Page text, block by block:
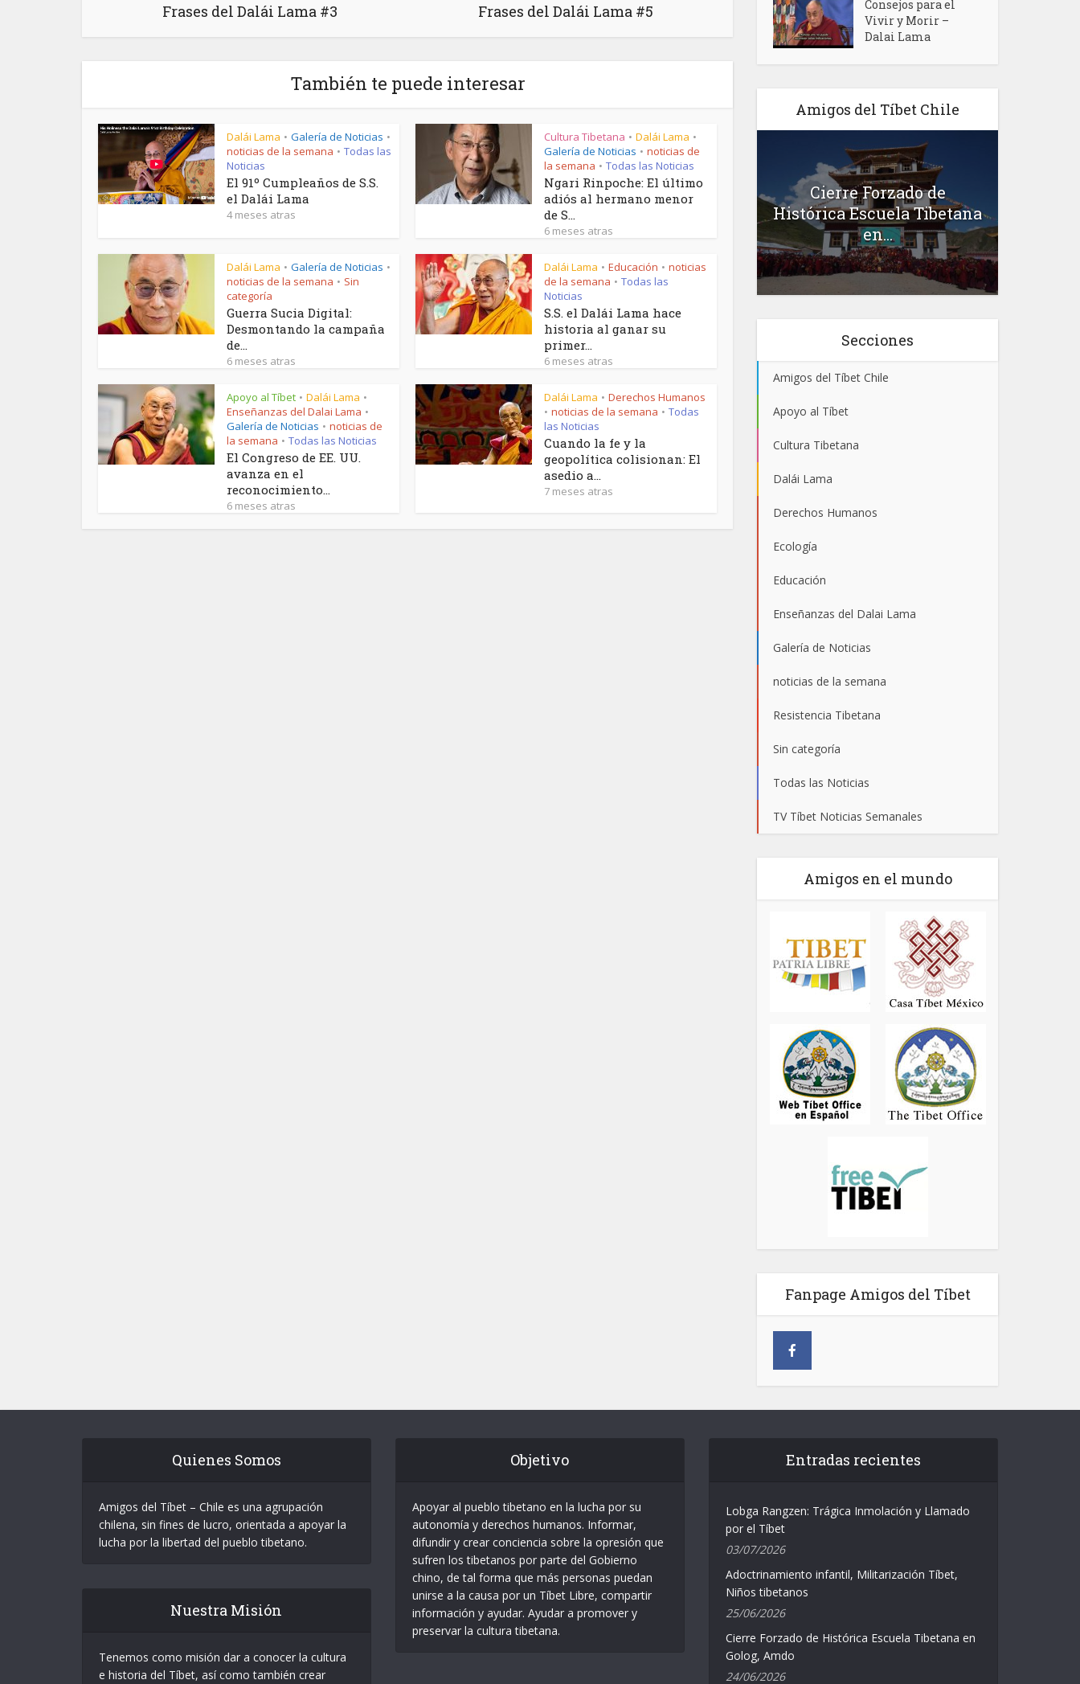
Frases del Dalái Lama #3 Frases del Dalái Lama #5
También te puede interesar
Dalái Lama • Galería de Noticias •
noticias de la semana • Todas las
Noticias
El 91º Cumpleaños de S.S.
el Dalái Lama
4 meses atras
Cultura Tibetana • Dalái Lama •
Galería de Noticias • noticias de
la semana • Todas las Noticias
Ngari Rinpoche: El último
adiós al hermano menor
de S...
6 meses atras
Dalái Lama • Galería de Noticias •
noticias de la semana • Sin
categoría
Guerra Sucia Digital:
Desmontando la campaña
de...
6 meses atras
Dalái Lama • Educación • noticias
de la semana • Todas las
Noticias
S.S. el Dalái Lama hace
historia al ganar su
primer...
6 meses atras
Apoyo al Tíbet • Dalái Lama •
Enseñanzas del Dalai Lama •
Galería de Noticias • noticias de
la semana • Todas las Noticias
El Congreso de EE. UU.
avanza en el
reconocimiento...
6 meses atras
Dalái Lama • Derechos Humanos
• noticias de la semana • Todas
las Noticias
Cuando la fe y la
geopolítica colisionan: El
asedio a...
7 meses atras
Consejos para el
Vivir y Morir –
Dalai Lama
Amigos del Tíbet Chile
El Mundo Traza una Línea
Tíbet Nunca Será Xizang:
La Lucha Contra la...
Cierre Forzado de
Histórica Escuela Tibetana
en...
Secciones
Amigos del Tíbet Chile
Apoyo al Tíbet
Cultura Tibetana
Dalái Lama
Derechos Humanos
Ecología
Educación
Enseñanzas del Dalai Lama
Galería de Noticias
noticias de la semana
Resistencia Tibetana
Sin categoría
Todas las Noticias
TV Tíbet Noticias Semanales
Amigos en el mundo
Fanpage Amigos del Tíbet
Quienes Somos
Amigos del Tíbet – Chile es una agrupación
chilena, sin fines de lucro, orientada a apoyar la
lucha por la libertad del pueblo tibetano.
Nuestra Misión
Tenemos como misión dar a conocer la cultura
e historia del Tíbet, así como también crear
Objetivo
Apoyar al pueblo tibetano en la lucha por su
autonomía y derechos humanos. Informar,
difundir y crear conciencia sobre la opresión que
sufren los tibetanos por parte del Gobierno
chino, de tal forma que más personas puedan
unirse a la causa por un Tíbet Libre, compartir
información y ayudar. Ayudar a promover y
preservar la cultura tibetana.
Entradas recientes
Lobga Rangzen: Trágica Inmolación y Llamado
por el Tíbet
03/07/2026
Adoctrinamiento infantil, Militarización Tíbet,
Niños tibetanos
25/06/2026
Cierre Forzado de Histórica Escuela Tibetana en
Golog, Amdo
24/06/2026